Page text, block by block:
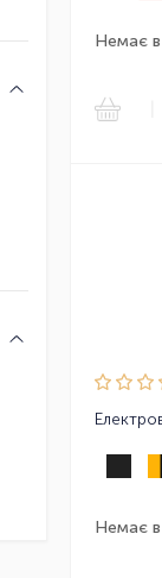
Немає в
Немає в